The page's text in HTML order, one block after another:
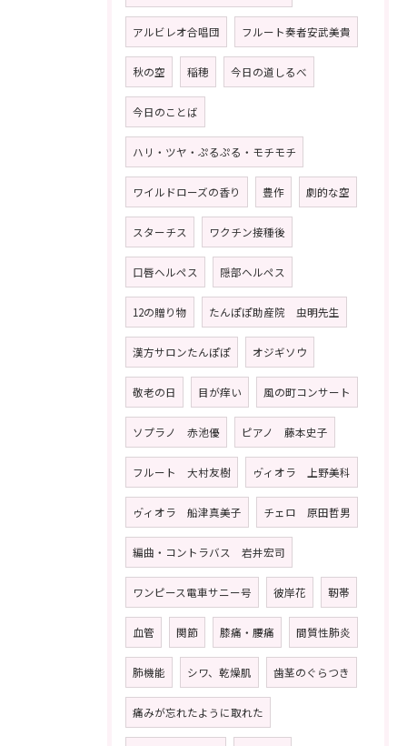
アルビレオ合唱団 フルート奏者安武美貴
秋の空 稲穂 今日の道しるべ
今日のことば
ハリ・ツヤ・ぷるぷる・モチモチ
ワイルドローズの香り 豊作 劇的な空
スターチス ワクチン接種後
口唇ヘルペス 隠部ヘルペス
12の贈り物 たんぽぽ助産院 虫明先生
漢方サロンたんぽぽ オジギソウ
敬老の日 目が痒い 風の町コンサート
ソプラノ 赤池優 ピアノ 藤本史子
フルート 大村友樹 ゥ゙ィオラ 上野美科
ゥ゙ィオラ 船津真美子 チェロ 原田哲男
編曲・コントラバス 岩井宏司
ワンピース電車サニー号 彼岸花 靭帯
血管 関節 膝痛・腰痛 間質性肺炎
肺機能 シワ、乾燥肌 歯茎のぐらつき
痛みが忘れたように取れた